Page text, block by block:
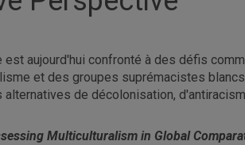
aujourd'hui confronté à des défis
et des groupes suprémacistes
de décolonisation,
Multiculturalism in Global